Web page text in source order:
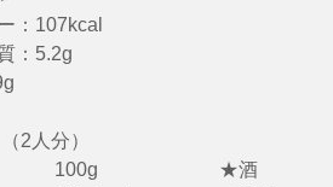
：107kcal
：5.2g
2人分）
　　100g　　　　     　★酒　　　